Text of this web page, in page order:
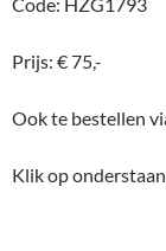
Prijs: € 75,-
Ook te bestellen
Klik op